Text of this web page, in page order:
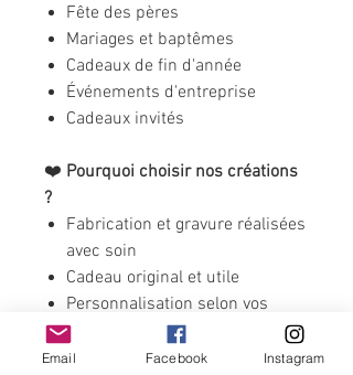
Fête des pères
Mariages et baptêmes
Cadeaux de fin d'année
Événements d'entreprise
Cadeaux invités
❤️ Pourquoi choisir nos créations
?
Fabrication et gravure réalisées
avec soin
Cadeau original et utile
Personnalisation selon vos
envies
Créé avec fierté à Saintines,
Email Facebook Instagram